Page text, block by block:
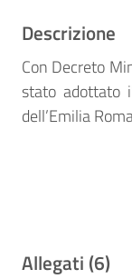
Descrizione
Con Decreto
stato adottato
dell’Emilia
Allegati (6)